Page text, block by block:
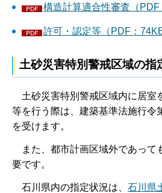
構造計算適合性審査（PDF
許可・認定等（PDF：74KB
土砂災害特別警戒区域の指
土砂災害特別警戒区域内に居室
等を行う際は、建築基準法施行令
を受けます。
また、都市計画区域外であって
要です。
石川県内の指定状況は、 石川県